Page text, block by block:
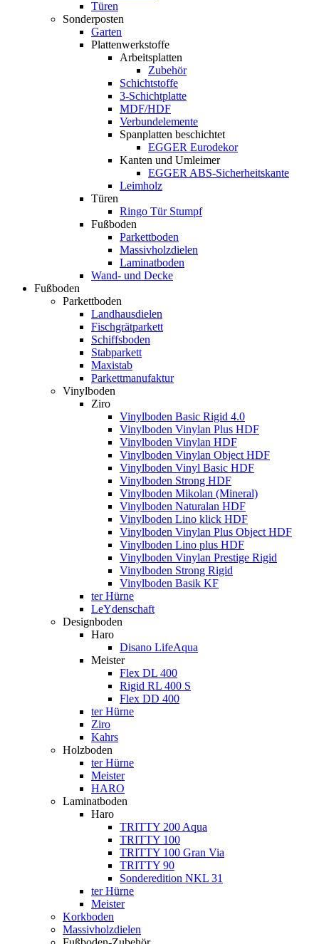
Türen
Sonderposten
Garten
Plattenwerkstoffe
Arbeitsplatten
Zubehör
Schichtstoffe
3-Schichtplatte
MDF/HDF
Verbundelemente
Spanplatten beschichtet
EGGER Eurodekor
Kanten und Umleimer
EGGER ABS-Sicherheitskante
Leimholz
Türen
Ringo Tür Stumpf
Fußboden
Parkettboden
Massivholzdielen
Laminatboden
Wand- und Decke
Fußboden
Parkettboden
Landhausdielen
Fischgrätparkett
Schiffsboden
Stabparkett
Maxistab
Parkettmanufaktur
Vinylboden
Ziro
Vinylboden Basic Rigid 4.0
Vinylboden Vinylan Plus HDF
Vinylboden Vinylan HDF
Vinylboden Vinylan Object HDF
Vinylboden Vinyl Basic HDF
Vinylboden Strong HDF
Vinylboden Mikolan (Mineral)
Vinylboden Naturalan HDF
Vinylboden Lino klick HDF
Vinylboden Vinylan Plus Object HDF
Vinylboden Lino plus HDF
Vinylboden Vinylan Prestige Rigid
Vinylboden Strong Rigid
Vinylboden Basik KF
ter Hürne
LeYdenschaft
Designboden
Haro
Disano LifeAqua
Meister
Flex DL 400
Rigid RL 400 S
Flex DD 400
ter Hürne
Ziro
Kahrs
Holzboden
ter Hürne
Meister
HARO
Laminatboden
Haro
TRITTY 200 Aqua
TRITTY 100
TRITTY 100 Gran Via
TRITTY 90
Sonderedition NKL 31
ter Hürne
Meister
Korkboden
Massivholzdielen